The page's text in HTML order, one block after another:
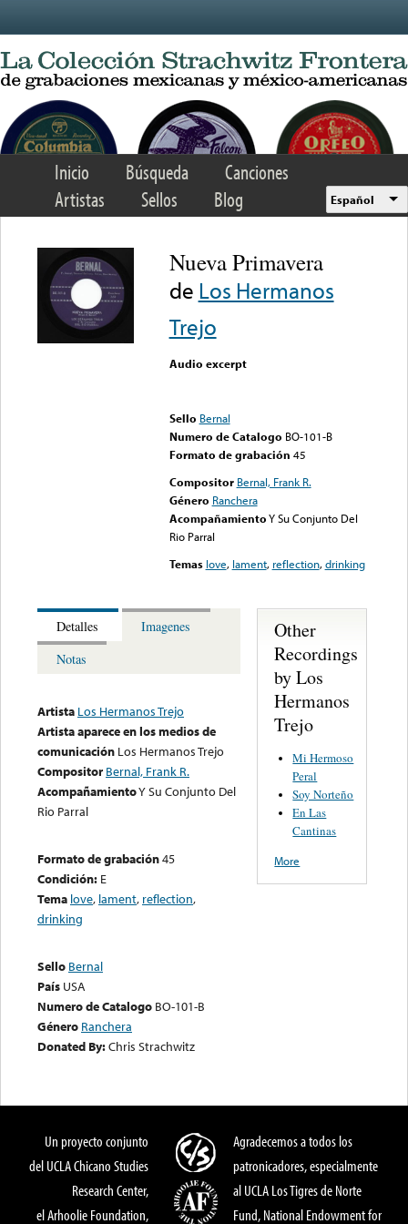
Inicio Búsqueda
Canciones
Artistas
Sellos Blog Español
Nueva Primavera
de Los Hermanos
Trejo
Audio excerpt
Sello Bernal
Numero de Catalogo BO-101-B
Formato de grabación 45
Compositor Bernal, Frank R.
Género Ranchera
AcompañamientoY Su Conjunto Del
Rio Parral
Temas love, lament, reflection,drinking
Detalles
Imagenes
Notas
Artista Los Hermanos Trejo
Artista aparece en los medios de
comunicación Los Hermanos Trejo
Compositor Bernal, Frank R.
AcompañamientoY Su Conjunto Del
Rio Parral
Formato de grabación45
Condición: E
Tema love, lament, reflection,
drinking
Sello Bernal
País USA
Numero de Catalogo BO-101-B
Género Ranchera
Donated By:Chris Strachwitz
Other
Recordings
by Los
Hermanos
Trejo
Mi Hermoso
Peral
Soy Norteño
En Las
Cantinas
More
Un proyecto conjunto
del UCLA Chicano Studies
Research Center,
el Arhoolie Foundation,
Agradecemos a todos los
patronicadores, especialmente
al UCLA Los Tigres de Norte
Fund, National Endowment for